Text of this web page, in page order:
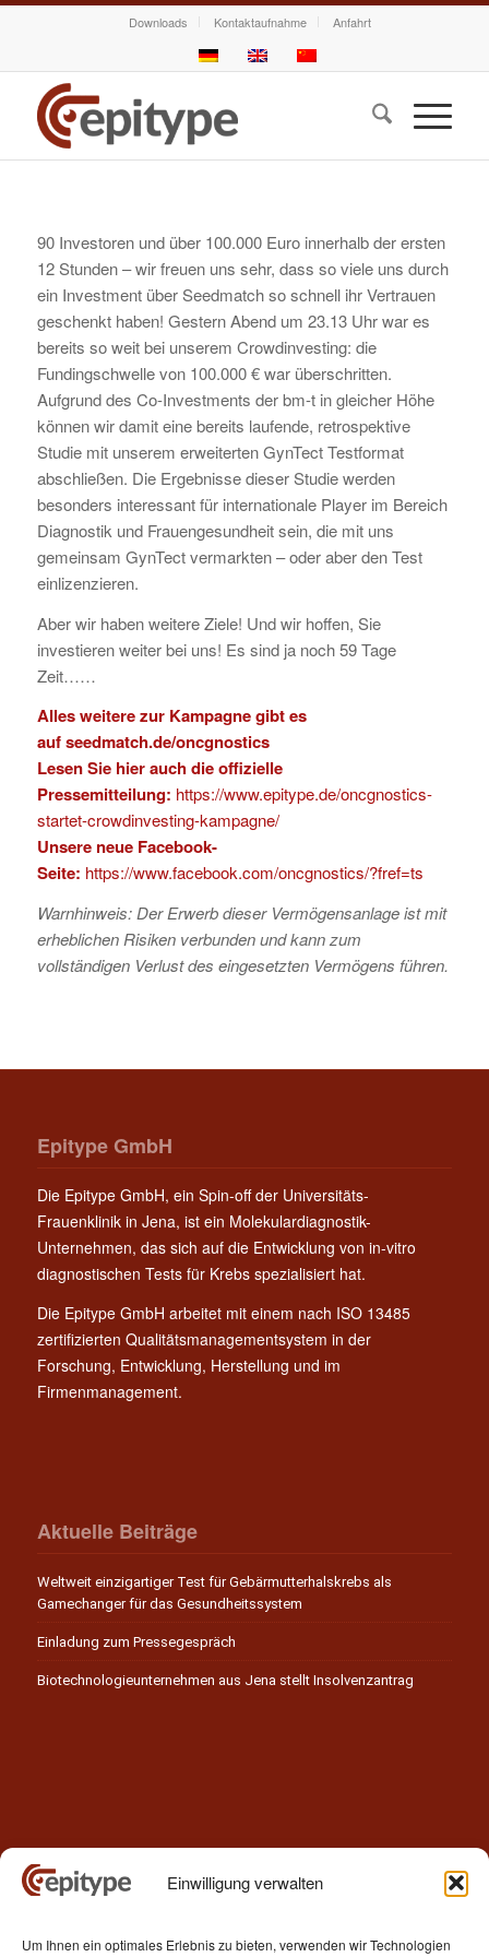
Einwilligung verwalten
Um Ihnen ein optimales Erlebnis zu bieten, verwenden wir Technologien
Downloads Kontaktaufnahme Anfahrt
90 Investoren und über 100.000 Euro innerhalb der ersten
12 Stunden – wir freuen uns sehr, dass so viele uns durch
ein Investment über Seedmatch so schnell ihr Vertrauen
geschenkt haben! Gestern Abend um 23.13 Uhr war es
bereits so weit bei unserem Crowdinvesting: die
Fundingschwelle von 100.000 € war überschritten.
Aufgrund des Co-Investments der bm-t in gleicher Höhe
können wir damit eine bereits laufende, retrospektive
Studie mit unserem erweiterten GynTect Testformat
abschließen. Die Ergebnisse dieser Studie werden
besonders interessant für internationale Player im Bereich
Diagnostik und Frauengesundheit sein, die mit uns
gemeinsam GynTect vermarkten – oder aber den Test
einlizenzieren.
Aber wir haben weitere Ziele! Und wir hoffen, Sie
investieren weiter bei uns! Es sind ja noch 59 Tage
Zeit……
Alles weitere zur Kampagne gibt es
aufseedmatch.de/oncgnostics
Lesen Sie hier auch die offizielle
Pressemitteilung: https://www.epitype.de/oncgnostics-
startet-crowdinvesting-kampagne/
Unsere neue Facebook-
Seite: https://www.facebook.com/oncgnostics/?fref=ts
Warnhinweis: Der Erwerb dieser Vermögensanlage ist mit
erheblichen Risiken verbunden und kann zum
vollständigen Verlust des eingesetzten Vermögens führen.
Epitype GmbH
Die Epitype GmbH, ein Spin-off der Universitäts-
Frauenklinik in Jena, ist ein Molekulardiagnostik-
Unternehmen, das sich auf die Entwicklung von in-vitro
diagnostischen Tests für Krebs spezialisiert hat.
Die Epitype GmbH arbeitet mit einem nach ISO 13485
zertifizierten Qualitätsmanagementsystem in der
Forschung, Entwicklung, Herstellung und im
Firmenmanagement.
Aktuelle Beiträge
Weltweit einzigartiger Test für Gebärmutterhalskrebs als
Gamechanger für das Gesundheitssystem
Einladung zum Pressegespräch
Biotechnologieunternehmen aus Jena stellt Insolvenzantrag
Kontakt
Epitype GmbH